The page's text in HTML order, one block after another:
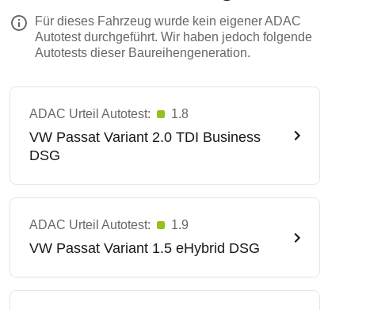
Für dieses Fahrzeug wurde kein eigener ADAC
Autotest durchgeführt. Wir haben jedoch folgende
Autotests dieser Baureihengeneration.
ADAC Urteil Autotest: 1.8
VW Passat Variant 2.0 TDI Business
DSG
ADAC Urteil Autotest: 1.9
VW Passat Variant 1.5 eHybrid DSG